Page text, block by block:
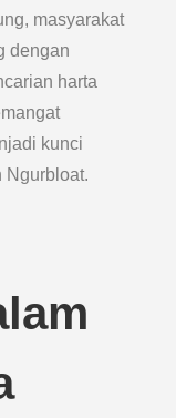
masyarakat
dengan
harta
kunci
Ngurbloat.